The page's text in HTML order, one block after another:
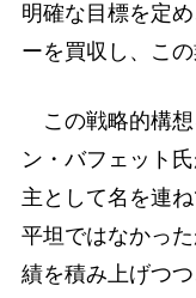
明確な目標を定
ーを買収し、この
この戦略的構想
ン・バフェット
主として名を連
平坦ではなかっ
績を積み上げつ